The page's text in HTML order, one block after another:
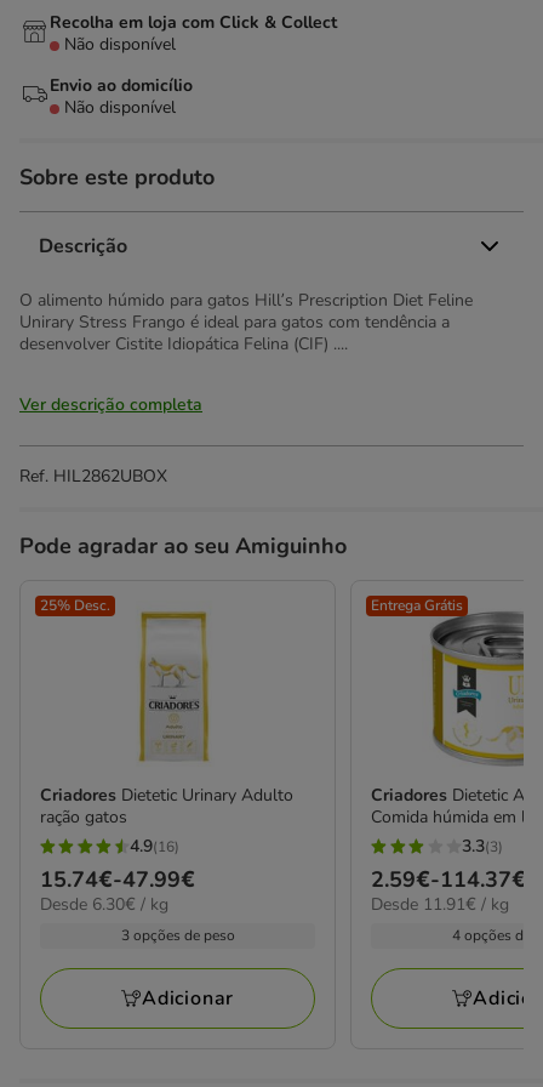
Recolha em loja com Click & Collect
Não disponível
Envio ao domicílio
Não disponível
Sobre este produto
Descrição
O alimento húmido para gatos Hill’s Prescription Diet Feline
Unirary Stress Frango é ideal para gatos com tendência a
desenvolver Cistite Idiopática Felina (CIF) ....
Ver descrição completa
Ref. HIL2862UBOX
Pode agradar ao seu Amiguinho
25% Desc.
Criadores Dietetic Urinary Adulto
ração gatos
4.9
estrelas
com
avaliações
4.9(16)
Preço
de
47.99€
15.74€-47.99€
6.30€
Desde 6.30€ / kg
3 opções de peso
Adicionar
Entrega Grátis
Criadores Dietetic
Comida húmida em
3.3
estrelas
com
avaliações
3.3(3)
Preço
de
114.37€
2.59€-114.37€
11.91€
Desde 11.91€ / kg
4 opções de